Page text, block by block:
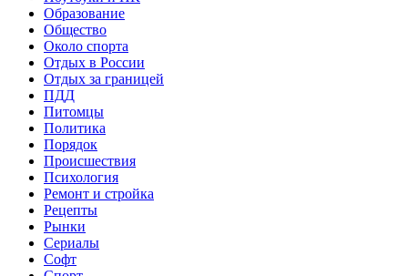
Образование
Общество
Около спорта
Отдых в России
Отдых за границей
ПДД
Питомцы
Политика
Порядок
Происшествия
Психология
Ремонт и стройка
Рецепты
Рынки
Сериалы
Софт